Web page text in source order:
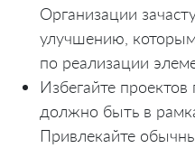
Организации
улучшению,
по реализации
Избегайте
должно быть в
Привлекайте